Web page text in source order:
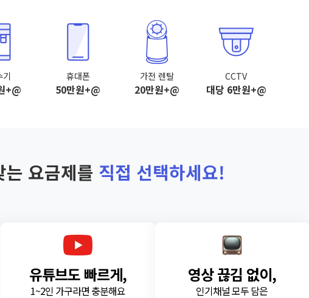
기
+@
휴대폰
50만원+@
가전 렌탈
20만원+@
CCTV
대당 6만원+@
는 요금제를 직접 선택하세요!
유튜브도 빠르게,
1~2인 가구라면 충분해요
영상 끊김 없이,
인기채널 모두 담은